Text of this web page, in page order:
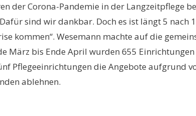
der Corona-Pandemie in der Langzeitpflege
sind wir dankbar. Doch es ist längt 5 nach
kommen“. Wesemann machte auf die
März bis Ende April wurden 655
Pflegeeinrichtungen die Angebote aufgrund
ablehnen.